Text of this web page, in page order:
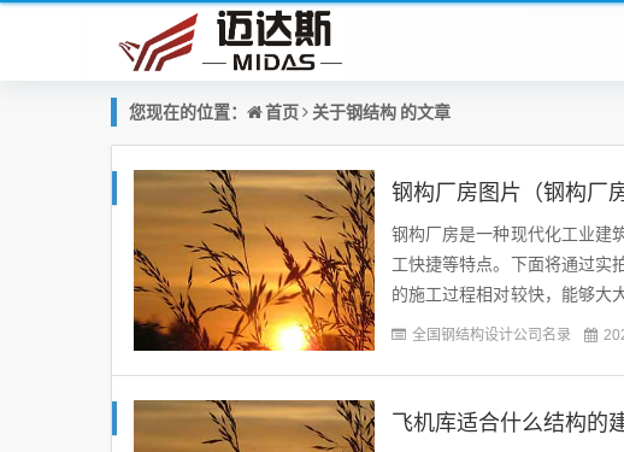
您现在的位置： 首页 关于钢结构 的文章
钢构厂房图片（钢构厂
钢构厂房是一种现代化工业建
工快捷等特点。下面将通过实
的施工过程相对较快，能够大
了现场施工的时间和工序。例
全国钢结构设计公司名录
飞机库适合什么结构的